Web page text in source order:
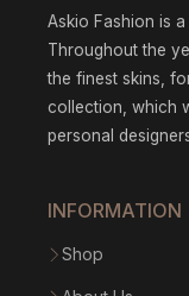
Askio Fashion is
Throughout the
the finest skins,
collection, which
personal
INFORMATION
Shop